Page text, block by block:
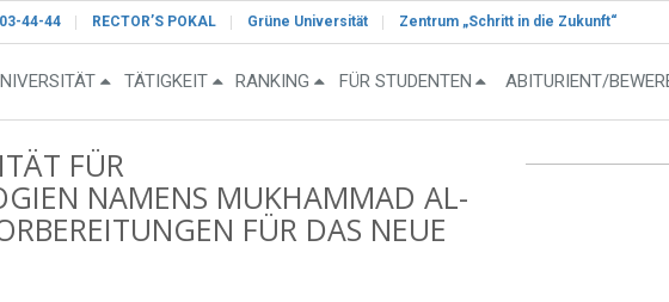
44-44 RECTOR’S POKAL Grüne Universität Zentrum „Schritt in die Zukunft“
TÄTIGKEIT RANKING FÜR STUDENTEN ABITURIENT/
FÜR
NAMENS MUKHAMMAD AL-
FÜR DAS NEUE